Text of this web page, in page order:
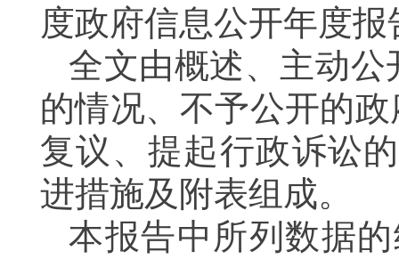
度政府信息公开年度报
全文由概述、主动
的情况、不予公开的
复议、提起行政诉讼
进措施及附表组成。
本报告中所列数据